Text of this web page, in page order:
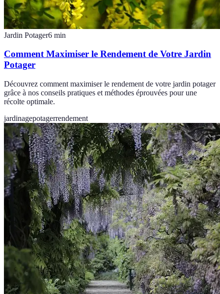
Jardin Potager6 min
Comment Maximiser le Rendement de Votre Jardin
Potager
Découvrez comment maximiser le rendement de votre jardin potager
grâce à nos conseils pratiques et méthodes éprouvées pour une
récolte optimale.
jardinagepotagerrendement